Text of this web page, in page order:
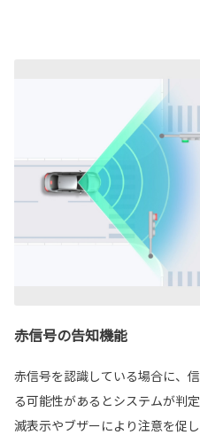
赤信号の告知機能
赤信号を認識している場合に、
る可能性があるとシステムが判
滅表示やブザーにより注意を促し